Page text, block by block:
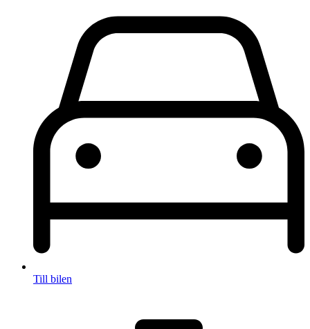
Till bilen